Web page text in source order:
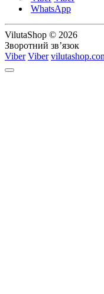
WhatsApp
VilutaShop © 2026
Зворотний зв’язок
Viber Viber